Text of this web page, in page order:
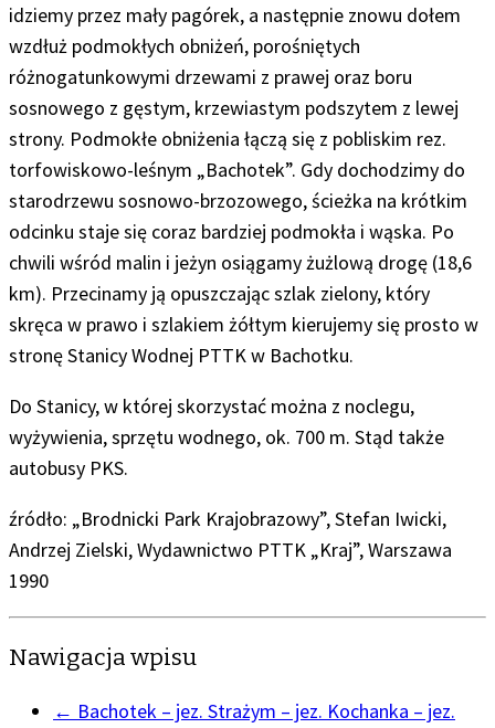
idziemy przez mały pagórek, a następnie znowu dołem
wzdłuż podmokłych obniżeń, porośniętych
różnogatunkowymi drzewami z prawej oraz boru
sosnowego z gęstym, krzewiastym podszytem z lewej
strony. Podmokłe obniżenia łączą się z pobliskim rez.
torfowiskowo-leśnym „Bachotek”. Gdy dochodzimy do
starodrzewu sosnowo-brzozowego, ścieżka na krótkim
odcinku staje się coraz bardziej podmokła i wąska. Po
chwili wśród malin i jeżyn osiągamy żużlową drogę (18,6
km). Przecinamy ją opuszczając szlak zielony, który
skręca w prawo i szlakiem żółtym kierujemy się prosto w
stronę Stanicy Wodnej PTTK w Bachotku.
Do Stanicy, w której skorzystać można z noclegu,
wyżywienia, sprzętu wodnego, ok. 700 m. Stąd także
autobusy PKS.
źródło: „Brodnicki Park Krajobrazowy”, Stefan Iwicki,
Andrzej Zielski, Wydawnictwo PTTK „Kraj”, Warszawa
1990
Nawigacja wpisu
← Bachotek – jez. Strażym – jez. Kochanka – jez.